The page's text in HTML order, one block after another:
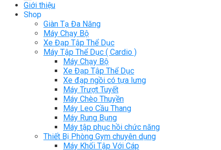
Giới thiệu
Shop
Giàn Tạ Đa Năng
Máy Chạy Bộ
Xe Đạp Tập Thể Dục
Máy Tập Thể Dục ( Cardio )
Máy Chạy Bộ
Xe Đạp Tập Thể Dục
Xe đạp ngồi có tựa lưng
Máy Trượt Tuyết
Máy Chèo Thuyền
Máy Leo Cầu Thang
Máy Rung Bụng
Máy tập phục hồi chức năng
Thiết Bị Phòng Gym chuyên dụng
Máy Khối Tập Với Cáp